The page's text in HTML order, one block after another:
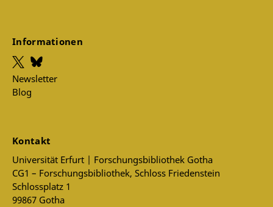
Informationen
Newsletter
Blog
Kontakt
Universität Erfurt | Forschungsbibliothek Gotha
CG1 – Forschungsbibliothek, Schloss Friedenstein
Schlossplatz 1
99867 Gotha